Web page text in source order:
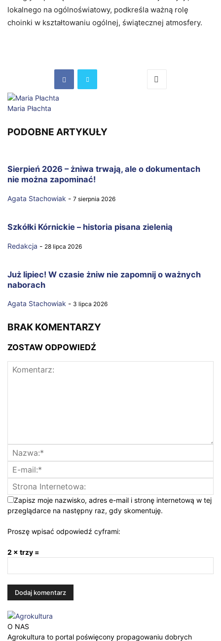
lokalnego na ogólnoświatowy, podkreśla ważną rolę
choinki w kształtowaniu ogólnej, świątecznej atmosfery.
Maria Płachta
PODOBNE ARTYKUŁY
Sierpień 2026 – żniwa trwają, ale o dokumentach
nie można zapominać!
Agata Stachowiak - 7 sierpnia 2026
Szkółki Kórnickie – historia pisana zielenią
Redakcja - 28 lipca 2026
Już lipiec! W czasie żniw nie zapomnij o ważnych
naborach
Agata Stachowiak - 3 lipca 2026
BRAK KOMENTARZY
ZOSTAW ODPOWIEDŹ
Zapisz moje nazwisko, adres e-mail i stronę internetową w tej
przeglądarce na następny raz, gdy skomentuję.
Proszę wpisać odpowiedź cyframi:
2 × trzy =
O NAS
Agrokultura to portal poświęcony propagowaniu dobrych